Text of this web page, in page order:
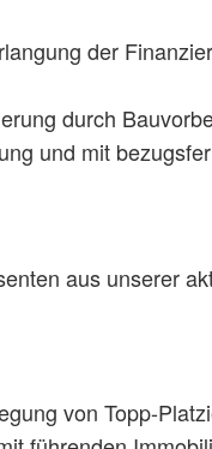
der
durch
und mit
aus un­serer
von Topp-